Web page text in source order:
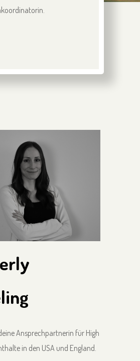
Ansprechpartnerin für High
in den USA und England.